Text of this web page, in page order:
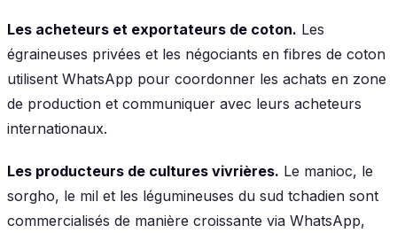
Les acheteurs et exportateurs de coton. Les
égraineuses privées et les négociants en fibres de coton
utilisent WhatsApp pour coordonner les achats en zone
de production et communiquer avec leurs acheteurs
internationaux.
Les producteurs de cultures vivrières. Le manioc, le
sorgho, le mil et les légumineuses du sud tchadien sont
commercialisés de manière croissante via WhatsApp,